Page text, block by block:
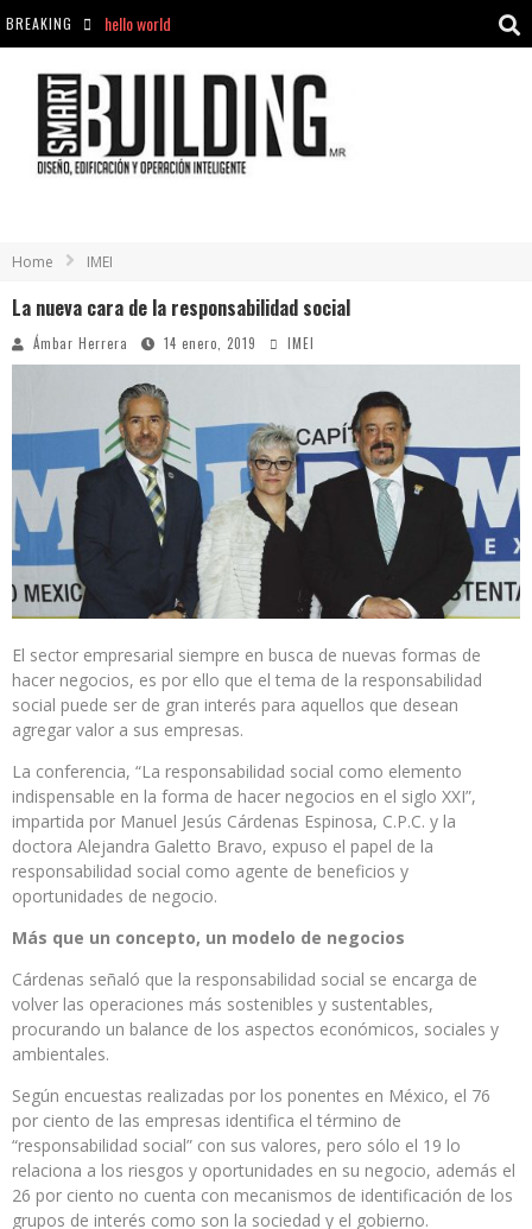
BREAKING
hello world
hello world
Home IMEI
La nueva cara de la responsabilidad social
Ámbar Herrera 14 enero, 2019 IMEI
El sector empresarial siempre en busca de nuevas formas de
hacer negocios, es por ello que el tema de la responsabilidad
social puede ser de gran interés para aquellos que desean
agregar valor a sus empresas.
La conferencia, “La responsabilidad social como elemento
indispensable en la forma de hacer negocios en el siglo XXI”,
impartida por Manuel Jesús Cárdenas Espinosa, C.P.C. y la
doctora Alejandra Galetto Bravo, expuso el papel de la
responsabilidad social como agente de beneficios y
oportunidades de negocio.
Más que un concepto, un modelo de negocios
Cárdenas señaló que la responsabilidad social se encarga de
volver las operaciones más sostenibles y sustentables,
procurando un balance de los aspectos económicos, sociales y
ambientales.
Según encuestas realizadas por los ponentes en México, el 76
por ciento de las empresas identifica el término de
“responsabilidad social” con sus valores, pero sólo el 19 lo
relaciona a los riesgos y oportunidades en su negocio, además el
26 por ciento no cuenta con mecanismos de identificación de los
grupos de interés como son la sociedad y el gobierno.